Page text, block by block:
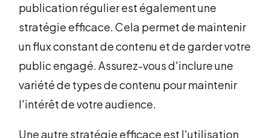
publication régulier est également une
stratégie efficace. Cela permet de maintenir
un flux constant de contenu et de garder votre
public engagé. Assurez-vous d'inclure une
variété de types de contenu pour maintenir
l'intérêt de votre audience.
Une autre stratégie efficace est l'utilisation